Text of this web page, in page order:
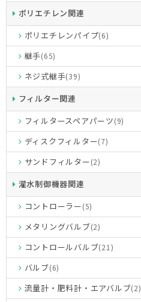
ポリエチレン関連
ポリエチレンパイプ(6)
継手(65)
ネジ式継手(39)
フィルター関連
フィルタースペアパーツ(9)
ディスクフィルター(7)
サンドフィルター(2)
灌水制御機器関連
コントローラー(5)
メタリングバルブ(2)
コントロールバルブ(21)
バルブ(6)
流量計・肥料計・エアバルブ(2)